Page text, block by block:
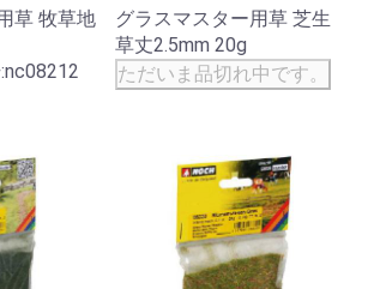
草 牧草地
グラスマスター用草 芝生
草丈2.5mm 20g
ただいま品切れ中です。